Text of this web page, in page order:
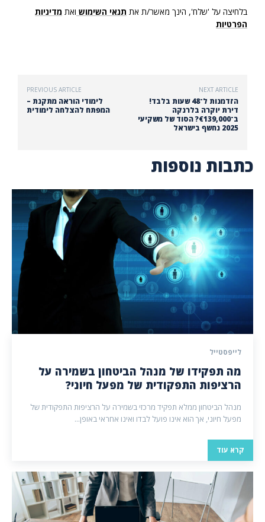
בלחיצה על 'שלח', הינך מאשר/ת את תנאי השימוש ואת מדיניות
הפרטיות
PREVIOUS ARTICLE
לימודי הוראה מתקנת –
המפתח להצלחה לימודית
NEXT ARTICLE
הזדמנות ל־48 שעות בלבד!
דירת יוקרה בלרנקה
ב־€139,000? הסוד של משקיעי
2025 נחשף בישראל
כתבות נוספות
לייפסטייל
מה תפקידו של מנהל הביטחון בשמירה על
הרציפות התפקודית של מפעל חיוני?
מנהל הביטחון ממלא תפקיד מרכזי בשמירה על הרציפות התפקודית של
מפעל חיוני, אך הוא אינו פועל לבדו ואינו אחראי באופן...
קרא עוד